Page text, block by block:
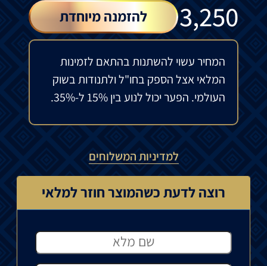
3,250
₪ להזמנה מיוחדת
המחיר עשוי להשתנות בהתאם לזמינות
המלאי אצל הספק בחו"ל ולתנודות בשוק
העולמי. הפער יכול לנוע בין 15% ל-35%.
למדיניות המשלוחים
רוצה לדעת כשהמוצר חוזר למלאי